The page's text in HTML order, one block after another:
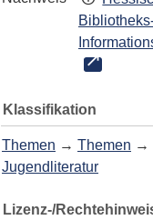
Klassifikation
Themen → Themen →
Jugendliteratur
Lizenz-/